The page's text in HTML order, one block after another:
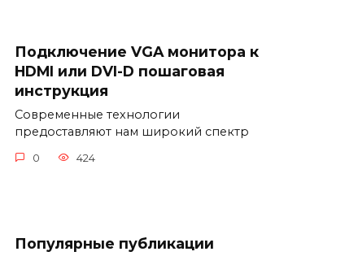
Подключение VGA монитора к
HDMI или DVI-D пошаговая
инструкция
Современные технологии
предоставляют нам широкий спектр
0 424
Популярные публикации